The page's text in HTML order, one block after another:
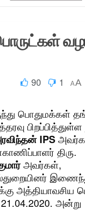
90 1 AA
பொதுமக்கள்
பிறப்பித்துள்ள
IPS
திரு.
அவர்கள்,
அத்தியாவசிய
அன்று